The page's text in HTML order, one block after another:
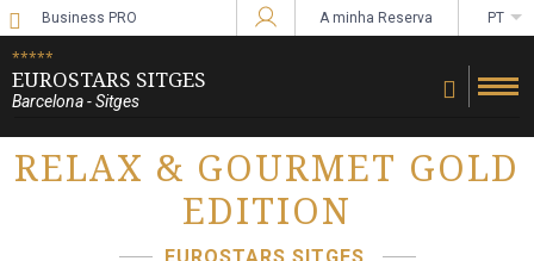
Business PRO
Iniciar sessão no Star Traveler ou
A minha Reserva PT
*****
EUROSTARS SITGES
Barcelona - Sitges
RELAX & GOURMET GOLD
EDITION